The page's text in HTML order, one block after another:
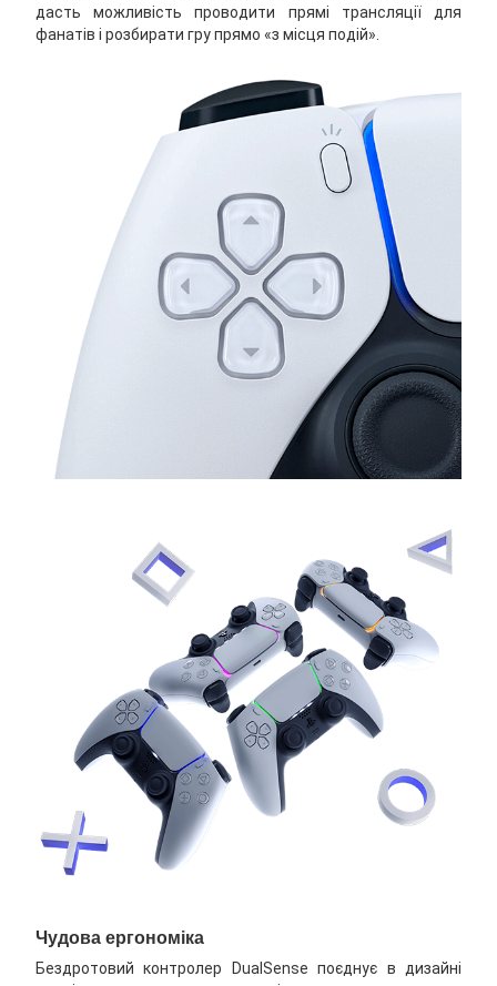
дасть можливість проводити прямі трансляції для
фанатів і розбирати гру прямо «з місця подій».
Чудова ергономіка
Бездротовий контролер DualSense поєднує в дизайні